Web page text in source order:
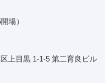
場）
上目黒 1-1-5 第二育良ビル